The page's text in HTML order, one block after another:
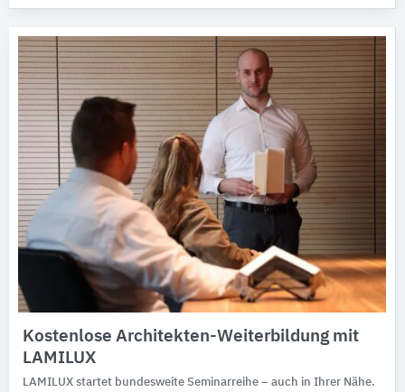
Kostenlose Architekten-Weiterbildung mit
LAMILUX
LAMILUX startet bundesweite Seminarreihe – auch in Ihrer Nähe.